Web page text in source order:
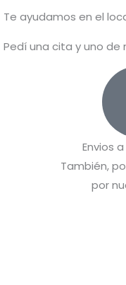
Te ayudamos en el
Pedí una cita y uno
Envios
También,
por